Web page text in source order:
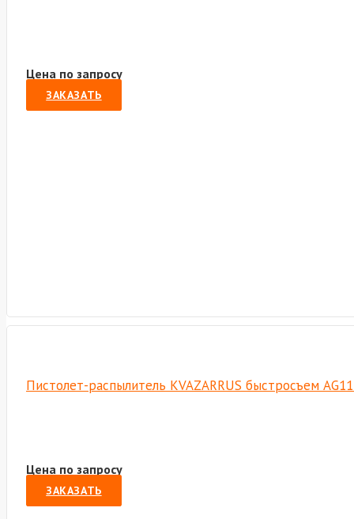
Цена по запросу
ЗАКАЗАТЬ
Пистолет-распылитель KVAZARRUS быстросъем
Цена по запросу
ЗАКАЗАТЬ